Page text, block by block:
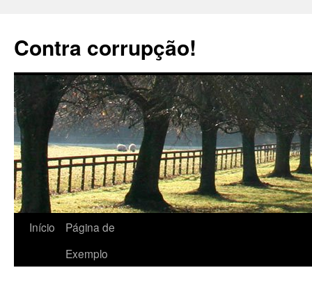
o
conteúdo
Contra corrupção!
Início
Página de
Exemplo